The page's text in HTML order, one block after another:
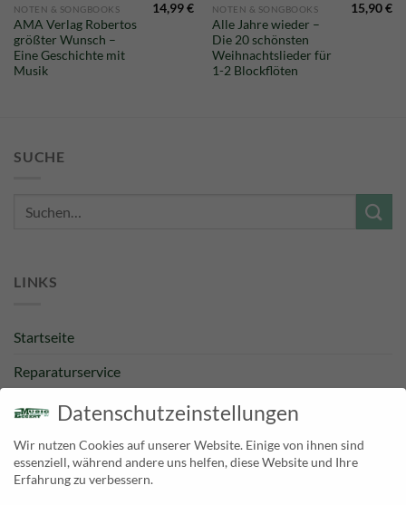
NOTEN & SONGBOOKS
AMA Verlag Robertos
größter Wunsch –
Eine Geschichte mit
Musik
14,99€ NOTEN & SONGBOOKS
Alle Jahre wieder –
Die 20 schönsten
Weihnachtslieder für
1-2 Blockflöten
15,90€
SUCHE
LINKS
Startseite
Reparaturservice
Bestpreisgarantie
Kategorien
Newsletter
Datenschutzeinstellungen
Wir nutzen Cookies auf unserer Website. Einige von ihnen sind
essenziell, während andere uns helfen, diese Website und Ihre
Erfahrung zu verbessern.